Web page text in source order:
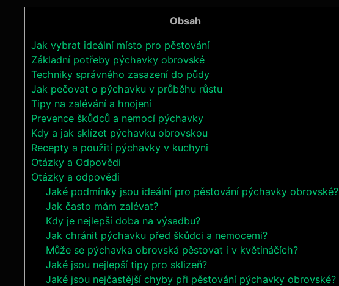
Obsah
Jak vybrat ideální místo pro pěstování
Základní potřeby pýchavky obrovské
Techniky správného zasazení do půdy
Jak pečovat o pýchavku⁤ v průběhu růstu
Tipy na zalévání a hnojení
Prevence škůdců a nemocí pýchavky
Kdy a ‌jak sklízet⁤ pýchavku obrovskou
Recepty a použití ⁢pýchavky v‌ kuchyni
Otázky a ‌Odpovědi
Otázky a odpovědi
Jaké podmínky jsou ​ideální pro‍ pěstování pýchavky obrovské?
Jak často ‍mám zalévat?
Kdy je nejlepší doba na výsadbu?
Jak chránit⁤ pýchavku před škůdci ⁣a nemocemi?
Může se ‍pýchavka obrovská pěstovat ​i v květináčích?
Jaké jsou nejlepší tipy pro sklizeň?
Jaké ‌jsou nejčastější chyby při pěstování⁢ pýchavky obrovské?